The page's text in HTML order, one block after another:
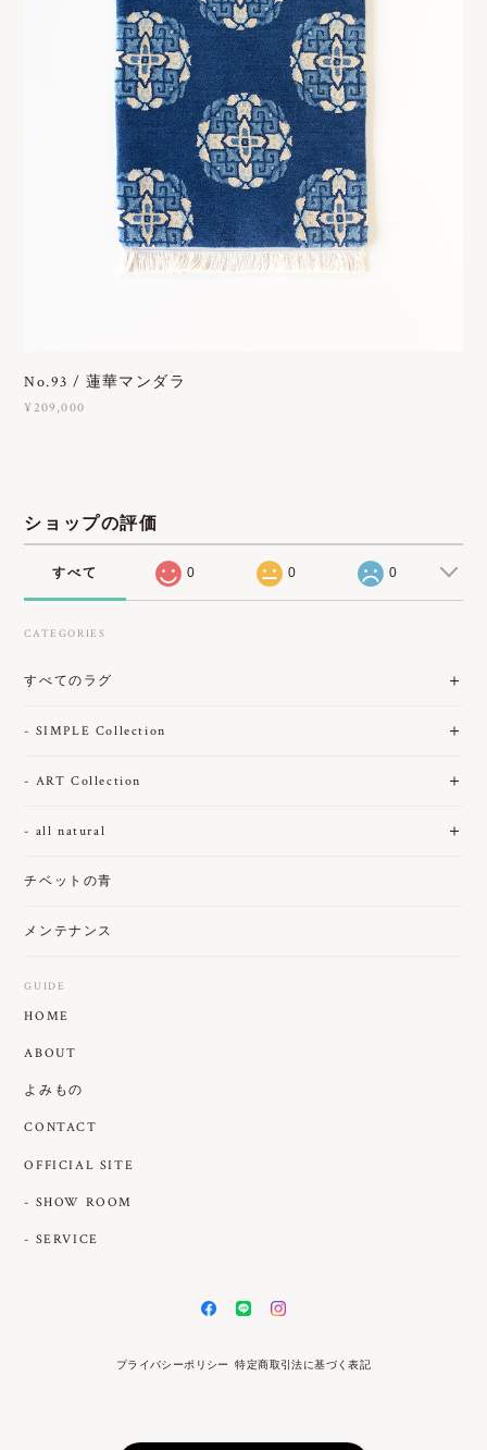
No.93 / 蓮華マンダラ
¥209,000
ショップの評価
すべて 0 0 0
CATEGORIES
すべてのラグ
- SIMPLE Collection
- ART Collection
- all natural
チベットの青
メンテナンス
GUIDE
HOME
ABOUT
よみもの
CONTACT
OFFICIAL SITE
- SHOW ROOM
- SERVICE
プライバシーポリシー 特定商取引法に基づく表記